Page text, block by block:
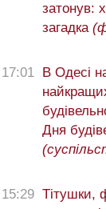
затонув:
загадка
17:01
В Одесі
Дня
15:29 Тітушки,